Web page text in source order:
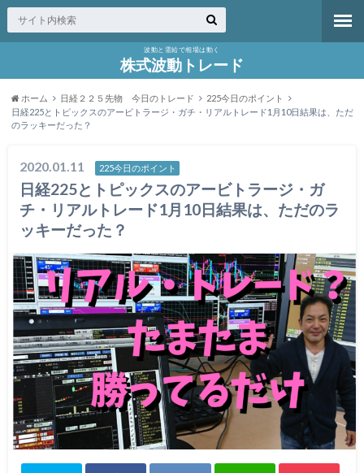
波動と需給で相場は動く
株式波動トレード
ホーム 日経２２５先物 今日のトレード
225今日のポイント
日経225とトピックスのアービトラージ・ガチ・リアルトレード1月10日結果は、ただ
のラッキーだった？
2020.01.11 225今日のポイント
日経225とトピックスのアービトラージ・ガ
チ・リアルトレード1月10日結果は、ただのラ
ッキーだった？